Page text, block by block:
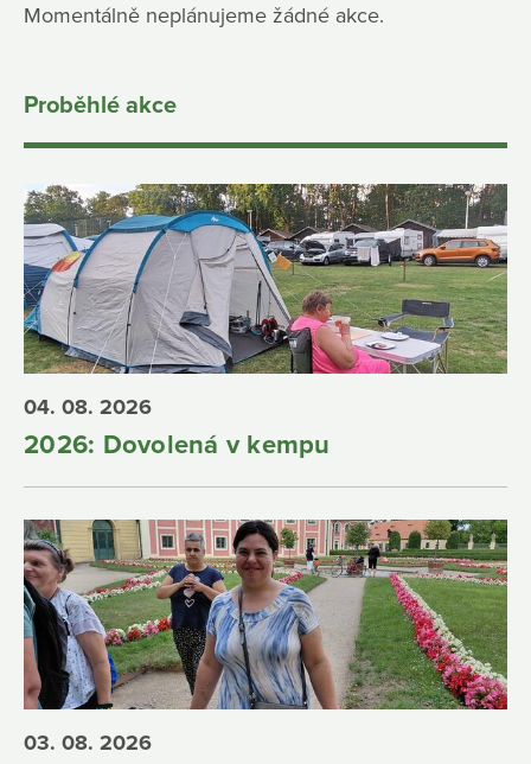
Momentálně neplánujeme žádné akce.
Proběhlé akce
04. 08. 2026
2026: Dovolená v kempu
03. 08. 2026